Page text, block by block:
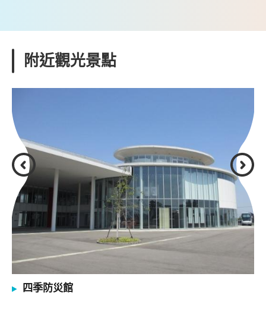
附近觀光景點
四季防災館